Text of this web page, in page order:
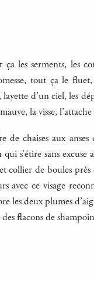
les serments, les
tout ça le
d’un ciel, les
la visse,
de chaises aux
s’étire sans
collier de boules près
avec ce visage
les deux plumes
flacons de